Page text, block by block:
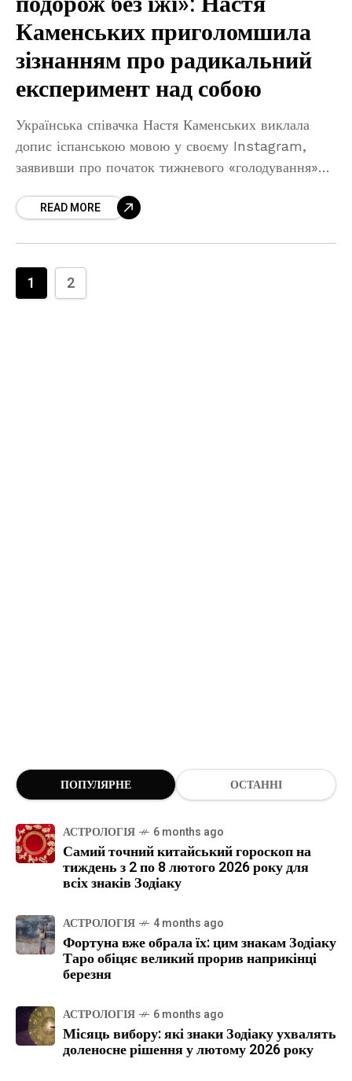
Каменських приголомшила
зізнанням про радикальний
експеримент над собою
Українська співачка Настя Каменських виклала
допис іспанською мовою у своєму Instagram,
заявивши про початок тижневого «голодування»
Настя Каменських виступила із незвичною заявою
READ MORE
1 2
ПОПУЛЯРНЕ ОСТАННІ
АСТРОЛОГІЯ 6 months ago
Самий точний китайський гороскоп на
тиждень з 2 по 8 лютого 2026 року для
всіх знаків Зодіаку
АСТРОЛОГІЯ 4 months ago
Фортуна вже обрала їх: цим знакам Зодіаку
Таро обіцяє великий прорив наприкінці
березня
АСТРОЛОГІЯ 6 months ago
Місяць вибору: які знаки Зодіаку ухвалять
доленосне рішення у лютому 2026 року